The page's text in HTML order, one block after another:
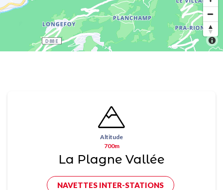
Altitude
700m
La Plagne Vallée
NAVETTES INTER-STATIONS